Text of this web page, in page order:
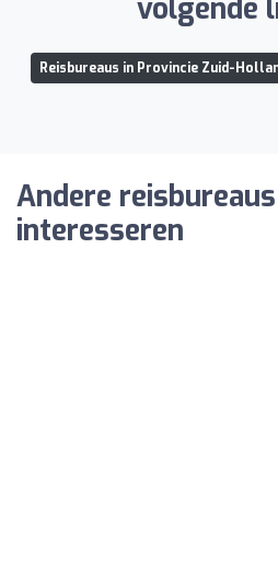
volgende
Reisbureaus in Provincie Zuid-
Andere
interesseren